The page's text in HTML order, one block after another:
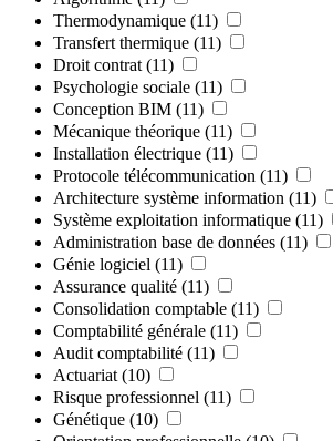
Thermodynamique (11)
Transfert thermique (11)
Droit contrat (11)
Psychologie sociale (11)
Conception BIM (11)
Mécanique théorique (11)
Installation électrique (11)
Protocole télécommunication (11)
Architecture système information (11)
Système exploitation informatique (11)
Administration base de données (11)
Génie logiciel (11)
Assurance qualité (11)
Consolidation comptable (11)
Comptabilité générale (11)
Audit comptabilité (11)
Actuariat (10)
Risque professionnel (11)
Génétique (10)